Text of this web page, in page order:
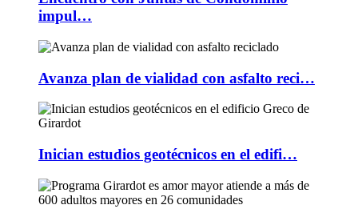
impul…
Avanza plan de vialidad con asfalto reci…
Inician estudios geotécnicos en el edifi…